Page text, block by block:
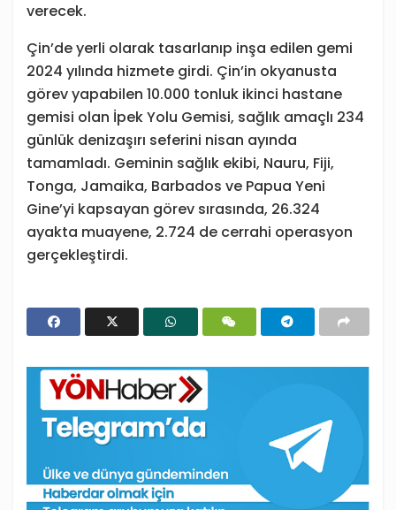
verecek.
Çin’de yerli olarak tasarlanıp inşa edilen gemi
2024 yılında hizmete girdi. Çin’in okyanusta
görev yapabilen 10.000 tonluk ikinci hastane
gemisi olan İpek Yolu Gemisi, sağlık amaçlı 234
günlük denizaşırı seferini nisan ayında
tamamladı. Geminin sağlık ekibi, Nauru, Fiji,
Tonga, Jamaika, Barbados ve Papua Yeni
Gine’yi kapsayan görev sırasında, 26.324
ayakta muayene, 2.724 de cerrahi operasyon
gerçekleştirdi.